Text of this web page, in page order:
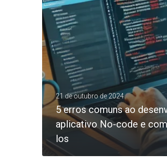
21 de outubro de 2024
5 erros comuns ao
aplicativo No-code e
los